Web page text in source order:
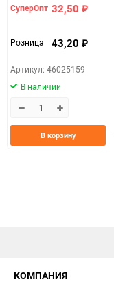
СуперОпт 32,50 ₽
Розница 43,20 ₽
Артикул: 46025159
В наличии
В корзину
КОМПАНИЯ